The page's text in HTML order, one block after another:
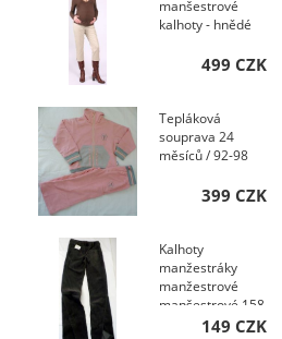
manšestrové
kalhoty - hnědé
499 CZK
Tepláková
souprava 24
měsíců / 92-98
399 CZK
Kalhoty
manžestráky
manžestrové
manšestrové 158
149 CZK